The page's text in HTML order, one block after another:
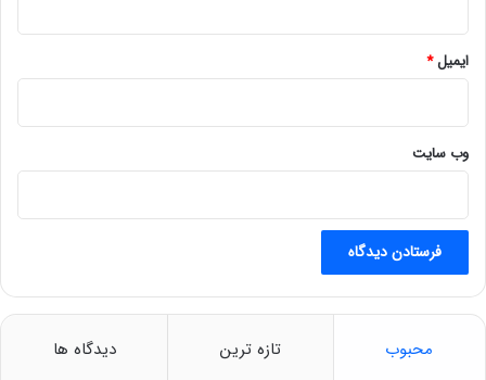
ایمیل*
وب‌ سایت
محبوب تازه ترین دیدگاه ها